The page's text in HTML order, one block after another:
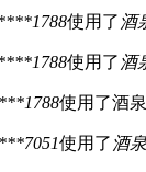
使用了 酒
使用了 酒
使用了酒
使用了 酒